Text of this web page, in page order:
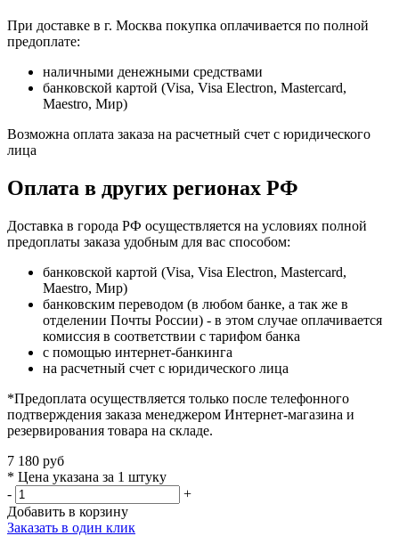
При доставке в г. Москва покупка оплачивается по полной
предоплате:
наличными денежными средствами
банковской картой (Visa, Visa Electron, Mastercard,
Maestro, Мир)
Возможна оплата заказа на расчетный счет с юридического
лица
Оплата в других регионах РФ
Доставка в города РФ осуществляется на условиях полной
предоплаты заказа удобным для вас способом:
банковской картой (Visa, Visa Electron, Mastercard,
Maestro, Мир)
банковским переводом (в любом банке, а так же в
отделении Почты России) - в этом случае оплачивается
комиссия в соответствии с тарифом банка
с помощью интернет-банкинга
на расчетный счет с юридического лица
*Предоплата осуществляется только после телефонного
подтверждения заказа менеджером Интернет-магазина и
резервирования товара на складе.
7 180 руб
* Цена указана за 1 штуку
-
+
Добавить в корзину
Заказать в один клик